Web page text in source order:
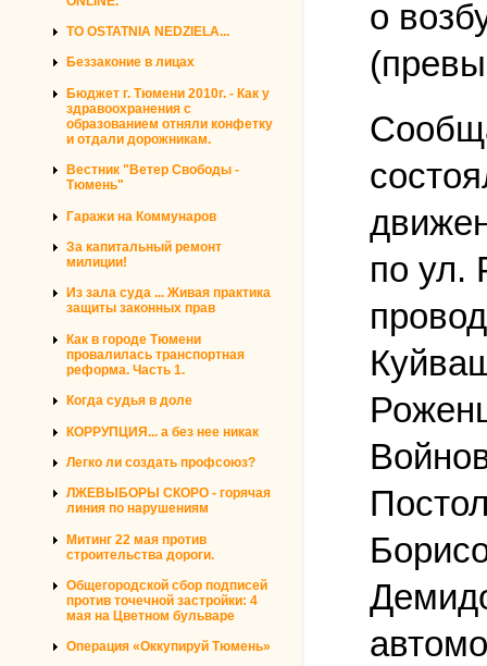
TO OSTATNIA NEDZIELA...
Беззаконие в лицах
Бюджет г. Тюмени 2010г. - Как у
здравоохранения с
образованием отняли конфетку
и отдали дорожникам.
Вестник "Ветер Свободы -
Тюмень"
Гаражи на Коммунаров
За капитальный ремонт
милиции!
Из зала суда ... Живая практика
защиты законных прав
Как в городе Тюмени
провалилась транспортная
реформа. Часть 1.
Когда судья в доле
КОРРУПЦИЯ... а без нее никак
Легко ли создать профсоюз?
ЛЖЕВЫБОРЫ СКОРО - горячая
линия по нарушениям
Митинг 22 мая против
строительства дороги.
Общегородской сбор подписей
против точечной застройки: 4
мая на Цветном бульваре
Операция «Оккупируй Тюмень»
о
по ул.